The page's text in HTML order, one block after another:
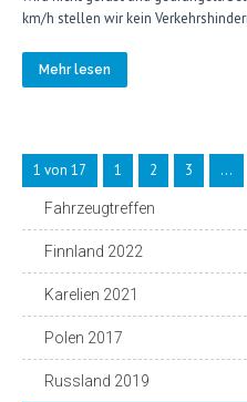
km/h stellen wir kein
Mehr lesen
1 von 17 1 2 3 …
Fahrzeugtreffen
Finnland 2022
Karelien 2021
Polen 2017
Russland 2019